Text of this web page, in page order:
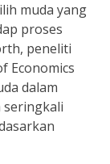
muda yang
proses
peneliti
Economics
dalam
seringkali